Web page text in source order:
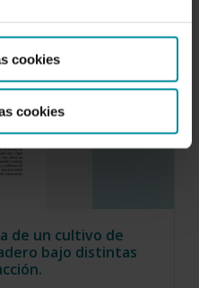
cookies
cookies
de un cultivo de
bajo distintas